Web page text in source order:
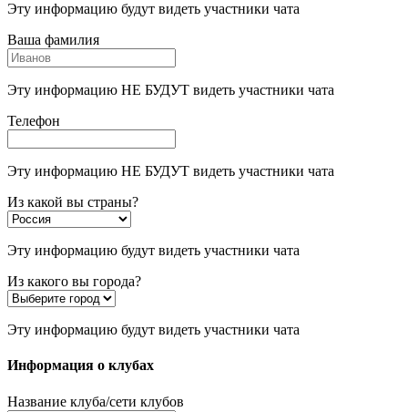
Эту информацию будут видеть участники чата
Ваша фамилия
Эту информацию НЕ БУДУТ видеть участники чата
Телефон
Эту информацию НЕ БУДУТ видеть участники чата
Из какой вы страны?
Эту информацию будут видеть участники чата
Из какого вы города?
Эту информацию будут видеть участники чата
Информация о клубах
Название клуба/сети клубов